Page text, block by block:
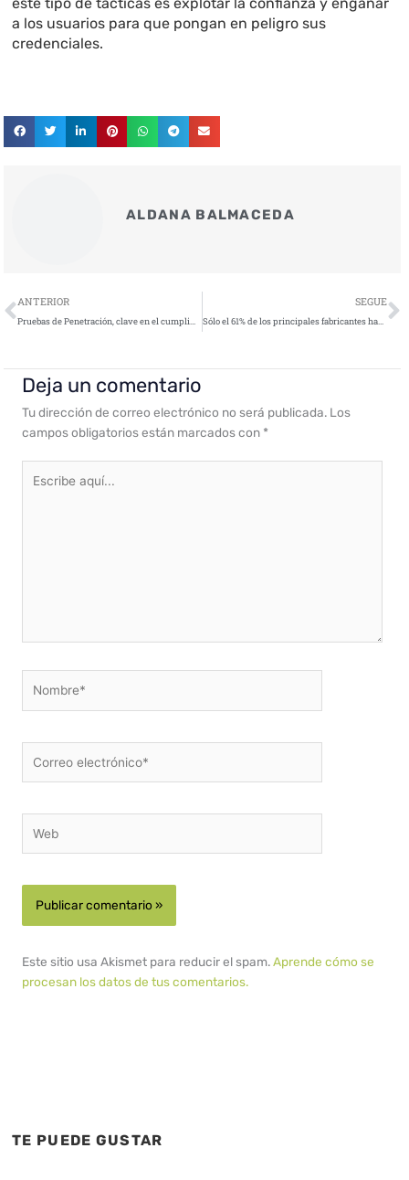
este tipo de tácticas es explotar la confianza y engañar
a los usuarios para que pongan en peligro sus
credenciales.
ALDANA BALMACEDA
Ant
ANTERIOR SEGUE
Deja un comentario
Tu dirección de correo electrónico no será publicada. Los
campos obligatorios están marcados con *
aquí...
electrónico*
Este sitio usa Akismet para reducir el spam.Aprende cómo se
procesan los datos de tus comentarios.
TE PUEDE GUSTAR